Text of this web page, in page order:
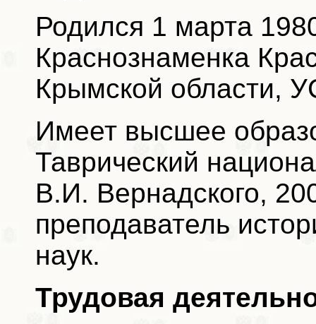
Родился 1 марта
Краснознаменка
Крымской области,
Имеет высшее
Таврический
В.И. Вернадского,
преподаватель
наук.
Трудовая